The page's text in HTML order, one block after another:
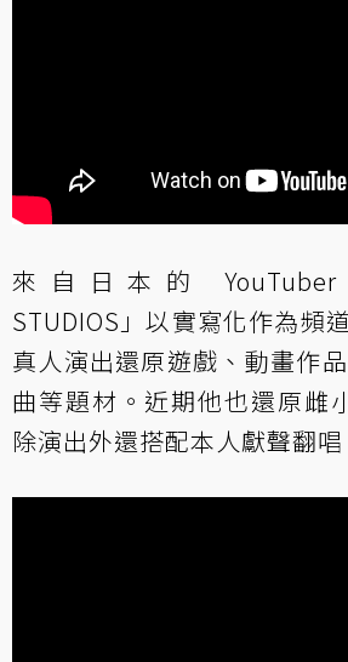
來自日本的 YouTuber
STUDIOS」以實寫化作為頻
真人演出還原遊戲、動畫作
曲等題材。近期他也還原雌
除演出外還搭配本人獻聲翻唱